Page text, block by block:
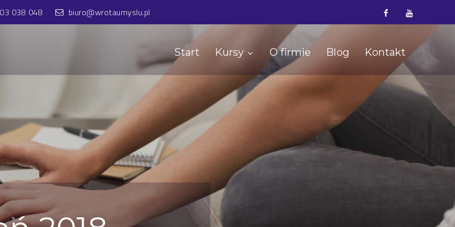
038 048 biuro@wrotaumyslu.pl FacebookYouTube
Start Kursy O firmie Blog Kontakt